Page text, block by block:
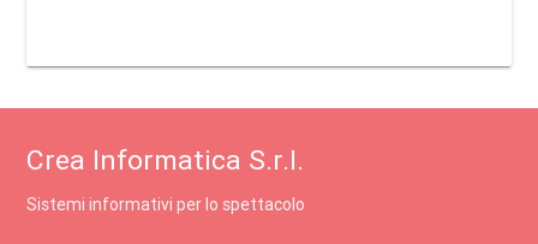
Crea Informatica S.r.l.
Sistemi informativi per lo spettacolo